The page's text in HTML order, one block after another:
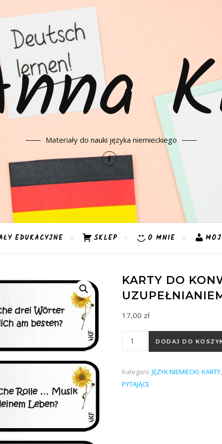
Materiały do nauki języka niemieckiego
EDUKACYJNE SKLEP O MNIE
KARTY DO
17,00 zł
ilość Karty do konwersacji z
DODAJ DO
Kategorii: JĘZYK NIEMIECKI,KARTY
PYTAJĄCE